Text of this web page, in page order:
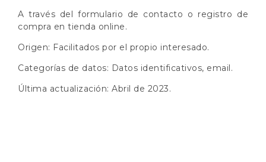
A través del formulario de contacto o registro de
compra en tienda online.
Origen: Facilitados por el propio interesado.
Categorías de datos: Datos identificativos, email.
Última actualización: Abril de 2023.